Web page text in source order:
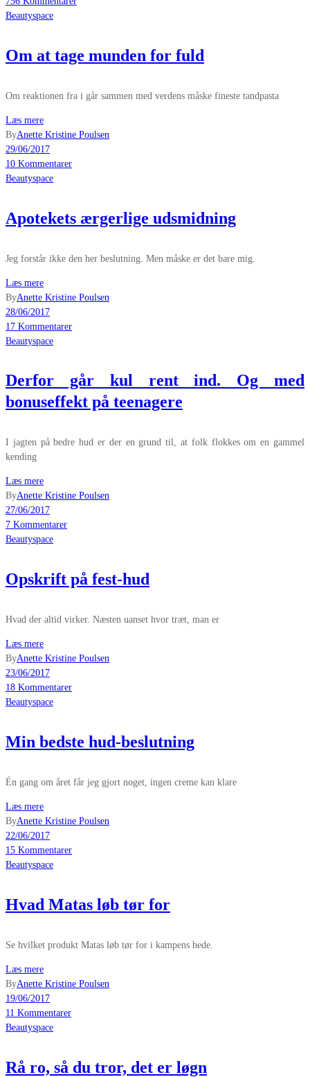
Beautyspace
Om at tage munden for fuld
Om reaktionen fra i går sammen med verdens måske fineste tandpasta
Læs mere
ByAnette Kristine Poulsen
29/06/2017
10 Kommentarer
Beautyspace
Apotekets ærgerlige udsmidning
Jeg forstår ikke den her beslutning. Men måske er det bare mig.
Læs mere
ByAnette Kristine Poulsen
28/06/2017
17 Kommentarer
Beautyspace
Derfor går kul rent ind. Og med
bonuseffekt på teenagere
I jagten på bedre hud er der en grund til, at folk flokkes om en gammel
kending
Læs mere
ByAnette Kristine Poulsen
27/06/2017
7 Kommentarer
Beautyspace
Opskrift på fest-hud
Hvad der altid virker. Næsten uanset hvor træt, man er
Læs mere
ByAnette Kristine Poulsen
23/06/2017
18 Kommentarer
Beautyspace
Min bedste hud-beslutning
Én gang om året får jeg gjort noget, ingen creme kan klare
Læs mere
ByAnette Kristine Poulsen
22/06/2017
15 Kommentarer
Beautyspace
Hvad Matas løb tør for
Se hvilket produkt Matas løb tør for i kampens hede.
Læs mere
ByAnette Kristine Poulsen
19/06/2017
11 Kommentarer
Beautyspace
Rå ro, så du tror, det er løgn